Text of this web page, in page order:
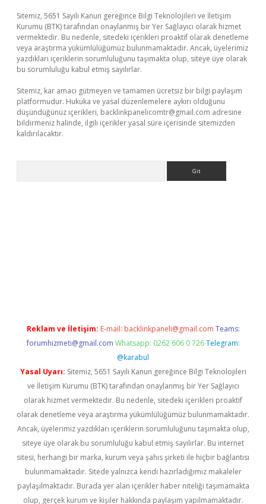
Sitemiz, 5651 Sayılı Kanun gereğince Bilgi Teknolojileri ve İletişim
Kurumu (BTK) tarafından onaylanmış bir Yer Sağlayıcı olarak hizmet
vermektedir. Bu nedenle, sitedeki içerikleri proaktif olarak denetleme
veya araştırma yükümlülüğümüz bulunmamaktadır. Ancak, üyelerimiz
yazdıkları içeriklerin sorumluluğunu taşımakta olup, siteye üye olarak
bu sorumluluğu kabul etmiş sayılırlar.
Sitemiz, kar amacı gütmeyen ve tamamen ücretsiz bir bilgi paylaşım
platformudur. Hukuka ve yasal düzenlemelere aykırı olduğunu
düşündüğünüz içerikleri, backlinkpanelicomtr@gmail.com adresine
bildirmeniz halinde, ilgili içerikler yasal süre içerisinde sitemizden
kaldırılacaktır.
Reklam ve İletişim: E-mail: backlinkpaneli@gmail.com Teams:
forumhizmeti@gmail.com Whatsapp: 0262 606 0 726 Telegram:
@karabul
Yasal Uyarı: Sitemiz, 5651 Sayılı Kanun gereğince Bilgi Teknolojileri
ve İletişim Kurumu (BTK) tarafından onaylanmış bir Yer Sağlayıcı
olarak hizmet vermektedir. Bu nedenle, sitedeki içerikleri proaktif
olarak denetleme veya araştırma yükümlülüğümüz bulunmamaktadır.
Ancak, üyelerimiz yazdıkları içeriklerin sorumluluğunu taşımakta olup,
siteye üye olarak bu sorumluluğu kabul etmiş sayılırlar. Bu internet
sitesi, herhangi bir marka, kurum veya şahıs şirketi ile hiçbir bağlantısı
bulunmamaktadır. Sitede yalnızca kendi hazırladığımız makaleler
paylaşılmaktadır. Burada yer alan içerikler haber niteliği taşımamakta
olup, gerçek kurum ve kişiler hakkında paylaşım yapılmamaktadır.